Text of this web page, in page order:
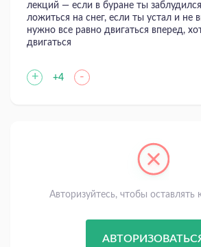
лекций — если в буране ты
ложиться на снег, если ты устал и не
нужно все равно двигаться вперед,
двигаться
+ +4 -
Авторизуйтесь, чтобы оставлять